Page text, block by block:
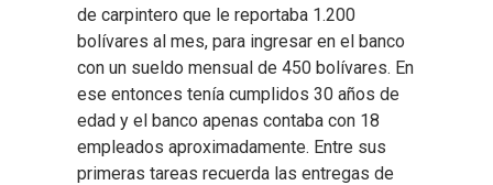
de carpintero que le reportaba 1.200
bolívares al mes, para ingresar en el banco
con un sueldo mensual de 450 bolívares. En
ese entonces tenía cumplidos 30 años de
edad y el banco apenas contaba con 18
empleados aproximadamente. Entre sus
primeras tareas recuerda las entregas de